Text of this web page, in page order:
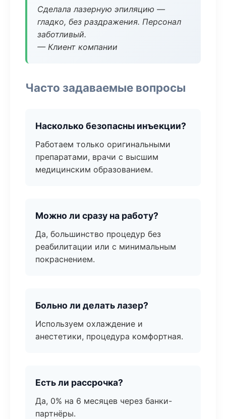
Сделала лазерную эпиляцию —
гладко, без раздражения. Персонал
заботливый.
— Клиент компании
Часто задаваемые вопросы
Насколько безопасны инъекции?
Работаем только оригинальными
препаратами, врачи с высшим
медицинским образованием.
Можно ли сразу на работу?
Да, большинство процедур без
реабилитации или с минимальным
покраснением.
Больно ли делать лазер?
Используем охлаждение и
анестетики, процедура комфортная.
Есть ли рассрочка?
Да, 0% на 6 месяцев через банки-
партнёры.